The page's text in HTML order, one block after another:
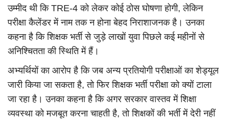
उम्मीद थी कि TRE-4 को लेकर कोई ठोस घोषणा होगी, लेकिन
परीक्षा कैलेंडर में नाम तक न होना बेहद निराशाजनक है। उनका
कहना है कि शिक्षक भर्ती से जुड़े लाखों युवा पिछले कई महीनों से
अनिश्चितता की स्थिति में हैं।
अभ्यर्थियों का आरोप है कि जब अन्य प्रतियोगी परीक्षाओं का शेड्यूल
जारी किया जा सकता है, तो फिर शिक्षक भर्ती परीक्षा को क्यों टाला
जा रहा है। उनका कहना है कि अगर सरकार वास्तव में शिक्षा
व्यवस्था को मजबूत करना चाहती है, तो शिक्षकों की भर्ती में देरी नहीं